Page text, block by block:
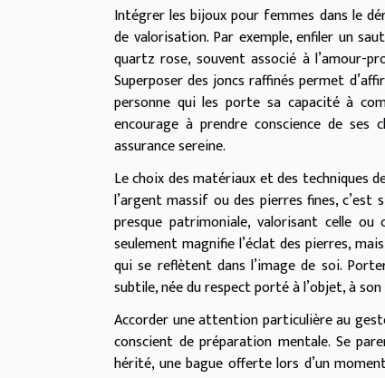
Intégrer les bijoux pour femmes dans le
de valorisation. Par exemple, enfiler un
quartz rose, souvent associé à l’amour-
Superposer des joncs raffinés permet
personne qui les porte sa capacité à
encourage à prendre conscience de
assurance sereine.
Le choix des matériaux et des techniques
l’argent massif ou des pierres fines,
presque patrimoniale, valorisant celle
seulement magnifie l’éclat des pierres,
qui se reflètent dans l’image de soi.
subtile, née du respect porté à l’objet, à
Accorder une attention particulière au
conscient de préparation mentale. Se
hérité, une bague offerte lors d’un